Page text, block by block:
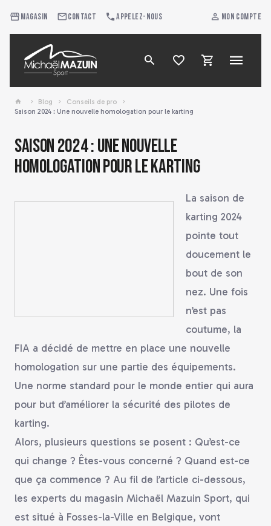
Magasin Contact Appelez-nous Mon compte
Blog
Conseils de pro
Saison 2024 : Une nouvelle homologation pour le karting
Saison 2024 : Une nouvelle
homologation pour le karting
La saison de
karting 2024
pointe tout
doucement le
bout de son
nez. Une fois
n’est pas
coutume, la
FIA a décidé de mettre en place une nouvelle
homologation sur une partie des équipements.
Une norme standard pour le monde entier qui aura
pour but d’améliorer la sécurité des pilotes de
karting.
Alors, plusieurs questions se posent : Qu’est-ce
qui change ? Êtes-vous concerné ? Quand est-ce
que ça commence ? Au fil de l’article ci-dessous,
les experts du magasin Michaël Mazuin Sport, qui
est situé à Fosses-la-Ville en Belgique, vont